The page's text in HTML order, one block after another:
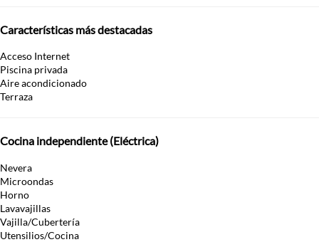
Características más destacadas
Acceso Internet
Piscina privada
Aire acondicionado
Terraza
Cocina independiente (Eléctrica)
Nevera
Microondas
Horno
Lavavajillas
Vajilla/Cubertería
Utensilios/Cocina